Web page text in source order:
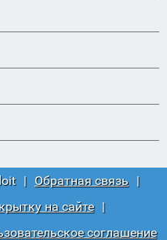
| Обратная связь |
на сайте
|
соглашение